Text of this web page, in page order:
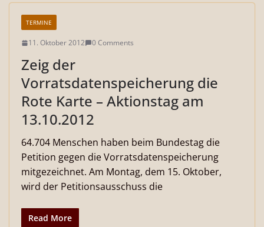
TERMINE
11. Oktober 2012 0 Comments
Zeig der
Vorratsdatenspeicherung die
Rote Karte – Aktionstag am
13.10.2012
64.704 Menschen haben beim Bundestag die
Petition gegen die Vorratsdatenspeicherung
mitgezeichnet. Am Montag, dem 15. Oktober,
wird der Petitionsausschuss die
Read More